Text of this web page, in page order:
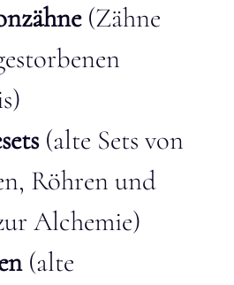
(Zähne
(alte Sets von
Röhren und
Alchemie)
(alte